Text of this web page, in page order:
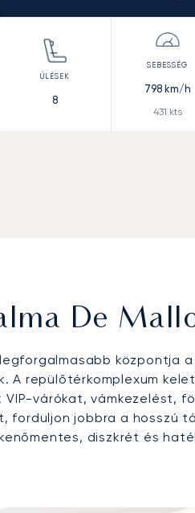
8
798km/h
431 kts
De
központja
repülőtérkomplexum
várókat,
jobbra a hosszú
diszkrét és